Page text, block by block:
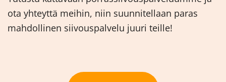
ota yhteyttä meihin, niin suunnitellaan paras
mahdollinen siivouspalvelu juuri teille!